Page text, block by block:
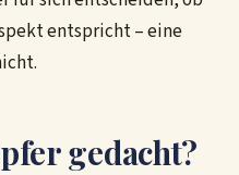
entspricht – eine
gedacht?